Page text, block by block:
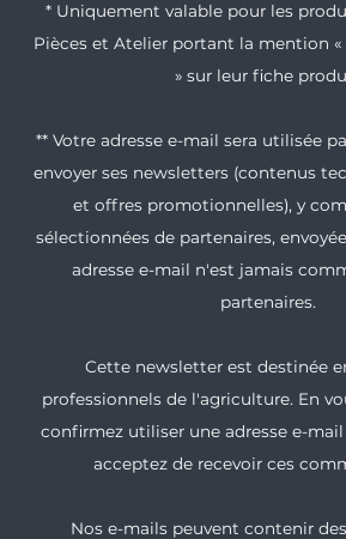
* Uniquement valable pour les
Pièces et Atelier portant la mention «
» sur leur fiche
** Votre adresse e-mail sera utilisée
envoyer ses newsletters (contenus
et offres promotionnelles), y
sélectionnées de partenaires,
adresse e-mail n'est jamais
partenaires.
Cette newsletter est destinée
professionnels de l'agriculture. En
confirmez utiliser une adresse e-
acceptez de recevoir ces
Nos e-mails peuvent contenir